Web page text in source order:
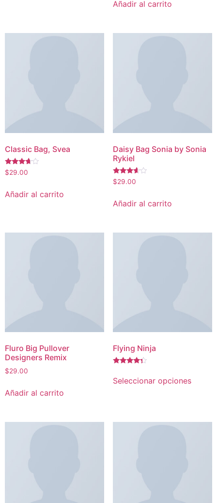
Añadir al carrito
Classic Bag, Svea
Valorado
con
$29.00
Añadir al carrito
Daisy Bag Sonia by Sonia
Rykiel
Valorado
con
$29.00
Añadir al carrito
Fluro Big Pullover
Designers Remix
$29.00
Añadir al carrito
Flying Ninja
4.17
Seleccionar opciones